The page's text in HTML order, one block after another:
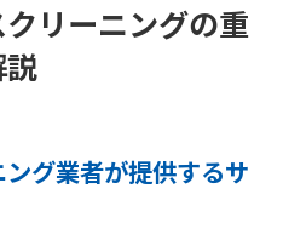
クリーニングの選び方
ハウスクリーニングの
ハウスクリーニングの
リーニングの重
グ業者が提供するサ